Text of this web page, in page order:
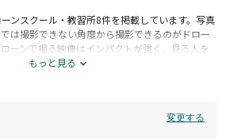
ンスクール・教習所8件を掲載しています。写真
は撮影できない角度から撮影できるのがドロー
ーンで撮る映像はインパクトが強く、見る人を
テレビやCM制作の現場などで積極的に採用され
もっと見る
変更する